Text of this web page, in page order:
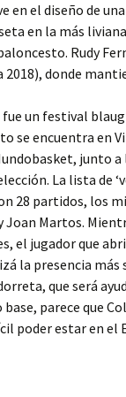
en el diseño de
en la más
Rudy
donde
fue un festival
se encuentra en
junto
La lista de
28 partidos, los
Joan Martos.
el jugador que
la presencia
que será
parece que
poder estar en el